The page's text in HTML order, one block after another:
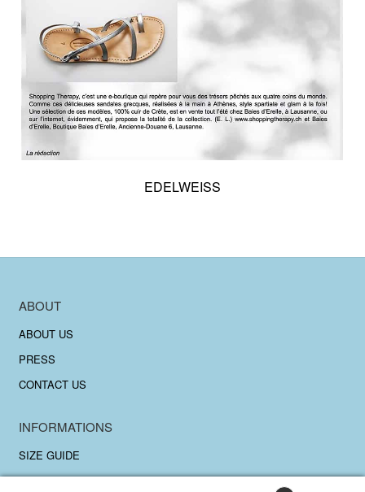
EDELWEISS
ABOUT
ABOUT US
PRESS
CONTACT US
INFORMATIONS
SIZE GUIDE
DELIVERY